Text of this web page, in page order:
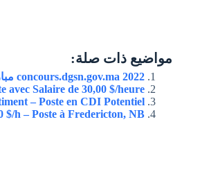
مواضيع ذات صلة:
concours.dgsn.gov.ma 2022 مباراة الأمن الوطني الشرطة
avec Salaire de 30,00 $/heure
– Poste en CDI Potentiel
$/h – Poste à Fredericton, NB